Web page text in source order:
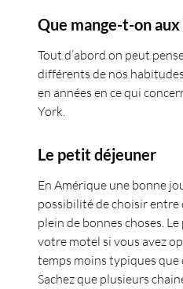
Que mange-t-on
Tout d’abord on peut
différents de nos habitudes
en années en ce qui
York.
Le petit déjeuner
En Amérique une bonne
possibilité de choisir entre
plein de bonnes choses.
votre motel si vous avez
temps moins typiques que
Sachez que plusieurs